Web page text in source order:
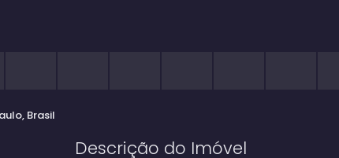
Brasil
Descrição do Imóvel